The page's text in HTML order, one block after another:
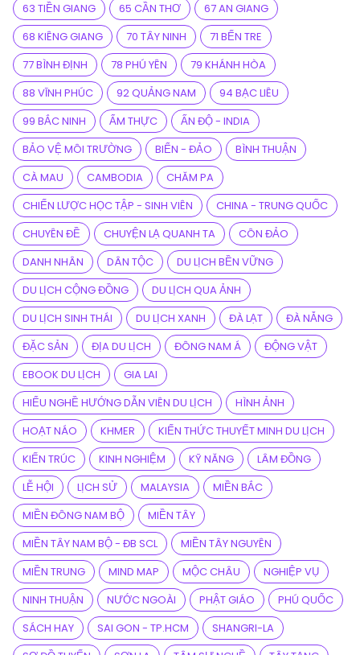
63 TIỀN GIANG
65 CẦN THƠ
67 AN GIANG
68 KIÊNG GIANG
70 TÂY NINH
71 BẾN TRE
77 BÌNH ĐỊNH
78 PHÚ YÊN
79 KHÁNH HÒA
88 VĨNH PHÚC
92 QUẢNG NAM
94 BẠC LIÊU
99 BẮC NINH
ẨM THỰC
ẤN ĐỘ - INDIA
BẢO VỆ MÔI TRƯỜNG
BIỂN - ĐẢO
BÌNH THUẬN
CÀ MAU
CAMBODIA
CHĂM PA
CHIẾN LƯỢC HỌC TẬP - SINH VIÊN
CHINA - TRUNG QUỐC
CHUYÊN ĐỀ
CHUYỆN LẠ QUANH TA
CÔN ĐẢO
DANH NHÂN
DÂN TỘC
DU LỊCH BỀN VỮNG
DU LỊCH CỘNG ĐỒNG
DU LỊCH QUA ẢNH
DU LỊCH SINH THÁI
DU LỊCH XANH ĐÀ LẠT
ĐÀ NẴNG
ĐẶC SẢN
ĐỊA DU LỊCH ĐÔNG NAM Á
ĐỘNG VẬT
EBOOK DU LỊCH
GIA LAI
HIỂU NGHỀ HƯỚNG DẪN VIÊN DU LỊCH
HÌNH ẢNH
HOẠT NÁO
KHMER
KIẾN THỨC THUYẾT MINH DU LỊCH
KIẾN TRÚC
KINH NGHIỆM KỸ NĂNG
LÂM ĐỒNG
LỄ HỘI
LỊCH SỬ MALAYSIA
MIỀN BẮC
MIỀN ĐÔNG NAM BỘ
MIỀN TÂY
MIỀN TÂY NAM BỘ - ĐB SCL
MIỀN TÂY NGUYÊN
MIỀN TRUNG
MIND MAP MỘC CHÂU
NGHIỆP VỤ
NINH THUẬN
NƯỚC NGOÀI PHẬT GIÁO
PHÚ QUỐC
SÁCH HAY
SAI GON - TP.HCM
SHANGRI-LA